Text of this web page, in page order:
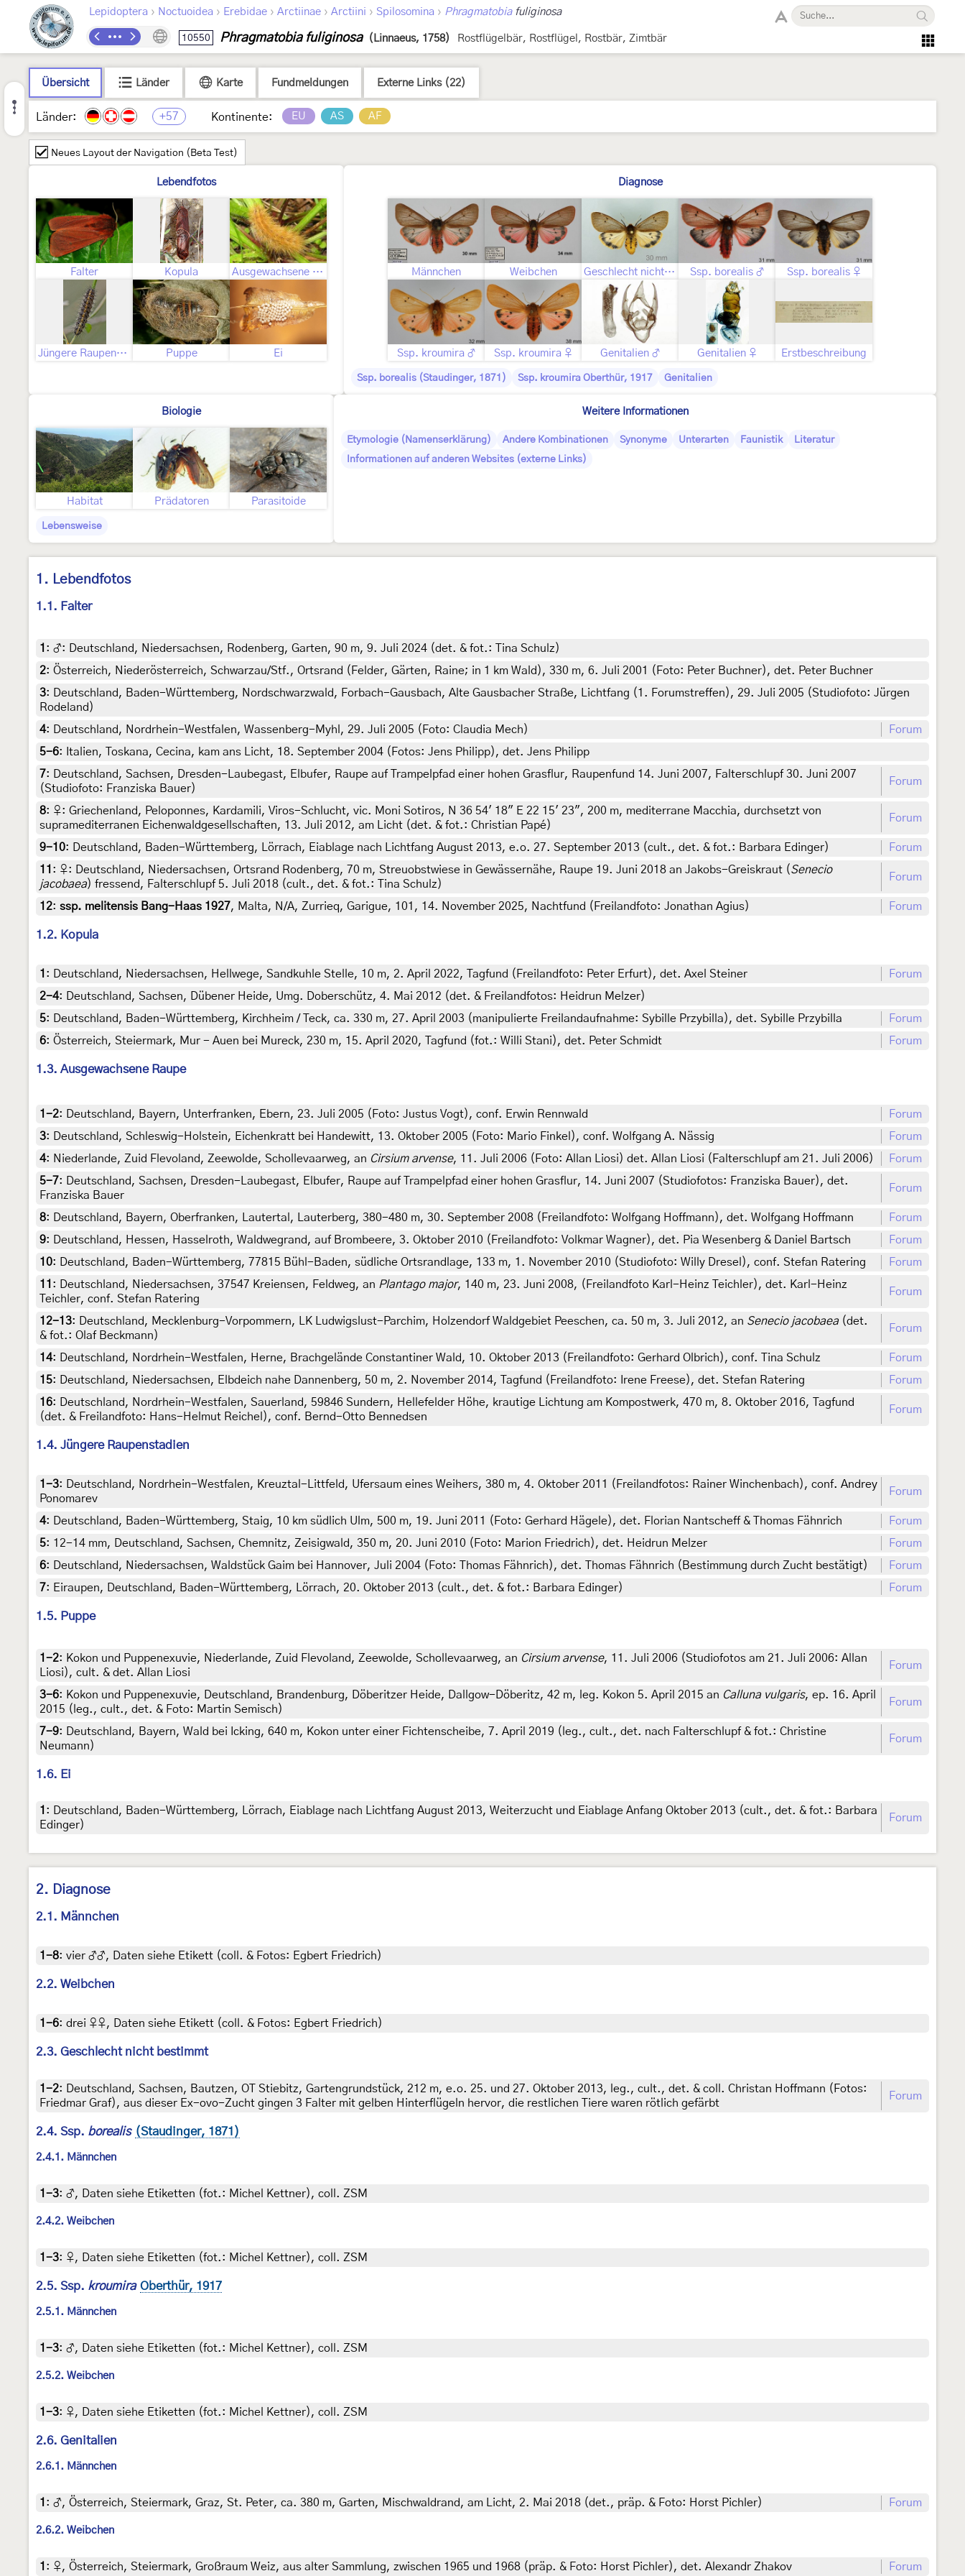
Lepidoptera › Noctuoidea › Erebidae › Arctiinae › Arctiini › Spilosomina › Phragmatobiafuliginosa
10550 Phragmatobia fuliginosa (Linnaeus, 1758) Rostflügelbär, Rostflügel, Rostbär, Zimtbär
Übersicht Länder Karte Fundmeldungen Externe Links (22)
Länder: +57 Kontinente: EU AS AF
Neues Layout der Navigation (Beta Test)
Lebendfotos
Falter Kopula Ausgewachsene Raupe
Jüngere Raupenstadien Puppe Ei
Diagnose
Männchen Weibchen Geschlecht nicht bestimmt Ssp. borealis ♂ Ssp. borealis ♀
Ssp. kroumira ♂ Ssp. kroumira ♀ Genitalien ♂ Genitalien ♀ Erstbeschreibung
Ssp. borealis (Staudinger, 1871) Ssp. kroumira Oberthür, 1917 Genitalien
Biologie
Habitat Prädatoren Parasitoide
Lebensweise
Weitere Informationen
Etymologie (Namenserklärung) Andere Kombinationen Synonyme Unterarten Faunistik
Literatur
Informationen auf anderen Websites (externe Links)
1. Lebendfotos
1.1. Falter
1 : ♂: Deutschland, Niedersachsen, Rodenberg, Garten, 90 m, 9. Juli 2024 (det. & fot.: Tina Schulz)
2: Österreich, Niederösterreich, Schwarzau/Stf., Ortsrand (Felder, Gärten, Raine; in 1 km Wald), 330 m, 6. Juli 2001 (Foto: Peter Buchner), det. Peter Buchner
3:
Deutschland, Baden-Württemberg, Nordschwarzwald, Forbach-Gausbach, Alte Gausbacher Straße, Lichtfang (1. Forumstreffen), 29. Juli 2005 (Studiofoto: Jürgen
Rodeland)
4: Deutschland, Nordrhein-Westfalen, Wassenberg-Myhl, 29. Juli 2005 (Foto: Claudia Mech)
Forum
5-6:
Italien, Toskana, Cecina, kam ans Licht, 18. September 2004 (Fotos: Jens Philipp), det. Jens Philipp
7:
Deutschland, Sachsen, Dresden-Laubegast, Elbufer, Raupe auf Trampelpfad einer hohen Grasflur, Raupenfund 14. Juni 2007, Falterschlupf 30. Juni 2007
(Studiofoto: Franziska Bauer)
Forum
8: ♀: Griechenland, Peloponnes, Kardamili, Viros-Schlucht, vic. Moni Sotiros, N 36 54' 18" E 22 15' 23", 200 m, mediterrane Macchia, durchsetzt von
supramediterranen Eichenwaldgesellschaften, 13. Juli 2012, am Licht (det. & fot.: Christian Papé)
Forum
9-10: Deutschland, Baden-Württemberg, Lörrach, Eiablage nach Lichtfang August 2013, e.o. 27. September 2013 (cult., det. & fot.: Barbara Edinger)
Forum
11 : ♀: Deutschland, Niedersachsen, Ortsrand Rodenberg, 70 m, Streuobstwiese in Gewässernähe, Raupe 19. Juni 2018 an Jakobs-Greiskraut (Senecio
jacobaea) fressend, Falterschlupf 5. Juli 2018 (cult., det. & fot.: Tina Schulz)
Forum
12: ssp. melitensis Bang-Haas 1927, Malta, N/A, Zurrieq, Garigue, 101, 14. November 2025, Nachtfund (Freilandfoto: Jonathan Agius) Forum
1.2. Kopula
1 : Deutschland, Niedersachsen, Hellwege, Sandkuhle Stelle, 10 m, 2. April 2022, Tagfund (Freilandfoto: Peter Erfurt), det. Axel Steiner
Forum
2-4:
Deutschland, Sachsen, Dübener Heide, Umg. Doberschütz, 4. Mai 2012 (det. & Freilandfotos: Heidrun Melzer)
5: Deutschland, Baden-Württemberg, Kirchheim / Teck, ca. 330 m, 27. April 2003 (manipulierte Freilandaufnahme: Sybille Przybilla), det. Sybille Przybilla
Forum
6: Österreich, Steiermark, Mur - Auen bei Mureck, 230 m, 15. April 2020, Tagfund (fot.: Willi Stani), det. Peter Schmidt Forum
1.3. Ausgewachsene Raupe
1-2: Deutschland, Bayern, Unterfranken, Ebern, 23. Juli 2005 (Foto: Justus Vogt), conf. Erwin Rennwald
Forum
3: Deutschland, Schleswig-Holstein, Eichenkratt bei Handewitt, 13. Oktober 2005 (Foto: Mario Finkel), conf. Wolfgang A. Nässig
Forum
4: Niederlande, Zuid Flevoland, Zeewolde, Schollevaarweg, an Cirsium arvense, 11. Juli 2006 (Foto: Allan Liosi) det. Allan Liosi (Falterschlupf am 21. Juli 2006)
Forum
5-7: Deutschland, Sachsen, Dresden-Laubegast, Elbufer, Raupe auf Trampelpfad einer hohen Grasflur, 14. Juni 2007 (Studiofotos: Franziska Bauer), det.
Franziska Bauer
Forum
8: Deutschland, Bayern, Oberfranken, Lautertal, Lauterberg, 380-480 m, 30. September 2008 (Freilandfoto: Wolfgang Hoffmann), det. Wolfgang Hoffmann
Forum
9: Deutschland, Hessen, Hasselroth, Waldwegrand, auf Brombeere, 3. Oktober 2010 (Freilandfoto: Volkmar Wagner), det. Pia Wesenberg & Daniel Bartsch
Forum
10: Deutschland, Baden-Württemberg, 77815 Bühl-Baden, südliche Ortsrandlage, 133 m, 1. November 2010 (Studiofoto: Willy Dresel), conf. Stefan Ratering
Forum
11 : Deutschland, Niedersachsen, 37547 Kreiensen, Feldweg, an Plantago major, 140 m, 23. Juni 2008, (Freilandfoto Karl-Heinz Teichler), det. Karl-Heinz
Teichler, conf. Stefan Ratering
Forum
12-13: Deutschland, Mecklenburg-Vorpommern, LK Ludwigslust-Parchim, Holzendorf Waldgebiet Peeschen, ca. 50 m, 3. Juli 2012, an Senecio jacobaea(det.
& fot.: Olaf Beckmann)
Forum
14: Deutschland, Nordrhein-Westfalen, Herne, Brachgelände Constantiner Wald, 10. Oktober 2013 (Freilandfoto: Gerhard Olbrich), conf. Tina Schulz
Forum
15: Deutschland, Niedersachsen, Elbdeich nahe Dannenberg, 50 m, 2. November 2014, Tagfund (Freilandfoto: Irene Freese), det. Stefan Ratering
Forum
16: Deutschland, Nordrhein-Westfalen, Sauerland, 59846 Sundern, Hellefelder Höhe, krautige Lichtung am Kompostwerk, 470 m, 8. Oktober 2016, Tagfund
(det. & Freilandfoto: Hans-Helmut Reichel), conf. Bernd-Otto Bennedsen
Forum
1.4. Jüngere Raupenstadien
1-3: Deutschland, Nordrhein-Westfalen, Kreuztal-Littfeld, Ufersaum eines Weihers, 380 m, 4. Oktober 2011 (Freilandfotos: Rainer Winchenbach), conf. Andrey
Ponomarev
Forum
4: Deutschland, Baden-Württemberg, Staig, 10 km südlich Ulm, 500 m, 19. Juni 2011 (Foto: Gerhard Hägele), det. Florian Nantscheff & Thomas Fähnrich
Forum
5: 12-14 mm, Deutschland, Sachsen, Chemnitz, Zeisigwald, 350 m, 20. Juni 2010 (Foto: Marion Friedrich), det. Heidrun Melzer
Forum
6: Deutschland, Niedersachsen, Waldstück Gaim bei Hannover, Juli 2004 (Foto: Thomas Fähnrich), det. Thomas Fähnrich (Bestimmung durch Zucht bestätigt)
Forum
7: Eiraupen, Deutschland, Baden-Württemberg, Lörrach, 20. Oktober 2013 (cult., det. & fot.: Barbara Edinger) Forum
1.5. Puppe
1-2: Kokon und Puppenexuvie, Niederlande, Zuid Flevoland, Zeewolde, Schollevaarweg, an Cirsium arvense, 11. Juli 2006 (Studiofotos am 21. Juli 2006: Allan
Liosi), cult. & det. Allan Liosi
Forum
3-6: Kokon und Puppenexuvie, Deutschland, Brandenburg, Döberitzer Heide, Dallgow-Döberitz, 42 m, leg. Kokon 5. April 2015 an Calluna vulgaris, ep. 16. April
2015 (leg., cult., det. & Foto: Martin Semisch)
Forum
7-9: Deutschland, Bayern, Wald bei Icking, 640 m, Kokon unter einer Fichtenscheibe, 7. April 2019 (leg., cult., det. nach Falterschlupf & fot.: Christine
Neumann)
Forum
1.6. Ei
1 : Deutschland, Baden-Württemberg, Lörrach, Eiablage nach Lichtfang August 2013, Weiterzucht und Eiablage Anfang Oktober 2013 (cult., det. & fot.: Barbara
Edinger)
Forum
2. Diagnose
2.1. Männchen
1-8: vier ♂♂, Daten siehe Etikett (coll. & Fotos: Egbert Friedrich)
2.2. Weibchen
1-6: drei ♀♀, Daten siehe Etikett (coll. & Fotos: Egbert Friedrich)
2.3. Geschlecht nicht bestimmt
1-2: Deutschland, Sachsen, Bautzen, OT Stiebitz, Gartengrundstück, 212 m, e.o. 25. und 27. Oktober 2013, leg., cult., det. & coll. Christan Hoffmann (Fotos:
Friedmar Graf), aus dieser Ex-ovo-Zucht gingen 3 Falter mit gelben Hinterflügeln hervor, die restlichen Tiere waren rötlich gefärbt
Forum
2.4. Ssp. borealis (Staudinger, 1871)
2.4.1. Männchen
1-3: ♂, Daten siehe Etiketten (fot.: Michel Kettner), coll. ZSM
2.4.2. Weibchen
1-3: ♀, Daten siehe Etiketten (fot.: Michel Kettner), coll. ZSM
2.5. Ssp. kroumira Oberthür, 1917
2.5.1. Männchen
1-3: ♂, Daten siehe Etiketten (fot.: Michel Kettner), coll. ZSM
2.5.2. Weibchen
1-3: ♀, Daten siehe Etiketten (fot.: Michel Kettner), coll. ZSM
2.6. Genitalien
2.6.1. Männchen
1 : ♂, Österreich, Steiermark, Graz, St. Peter, ca. 380 m, Garten, Mischwaldrand, am Licht, 2. Mai 2018 (det., präp. & Foto: Horst Pichler) Forum
2.6.2. Weibchen
1 : ♀, Österreich, Steiermark, Großraum Weiz, aus alter Sammlung, zwischen 1965 und 1968 (präp. & Foto: Horst Pichler), det. Alexandr Zhakov Forum